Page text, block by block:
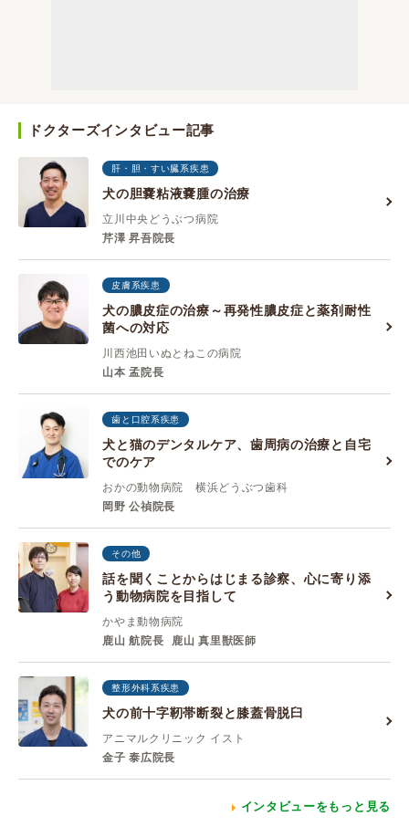
ドクターズインタビュー記事
肝・胆・すい臓系疾患
犬の胆嚢粘液嚢腫の治療
立川中央どうぶつ病院
芹澤 昇吾院長
皮膚系疾患
犬の膿皮症の治療～再発性膿皮症と薬剤耐性
菌への対応
川西池田いぬとねこの病院
山本 孟院長
歯と口腔系疾患
犬と猫のデンタルケア、歯周病の治療と自宅
でのケア
おかの動物病院 横浜どうぶつ歯科
岡野 公禎院長
その他
話を聞くことからはじまる診察、心に寄り添
う動物病院を目指して
かやま動物病院
鹿山 航院長
鹿山 真里獣医師
整形外科系疾患
犬の前十字靭帯断裂と膝蓋骨脱臼
アニマルクリニック イスト
金子 泰広院長
インタビューをもっと見る